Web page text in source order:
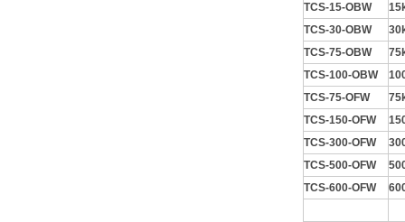
TCS-15-OBW
TCS-30-OBW
TCS-75-OBW
TCS-100-OBW
TCS-75-OFW
TCS-150-OFW
TCS-300-OFW
TCS-500-OFW
TCS-600-OFW